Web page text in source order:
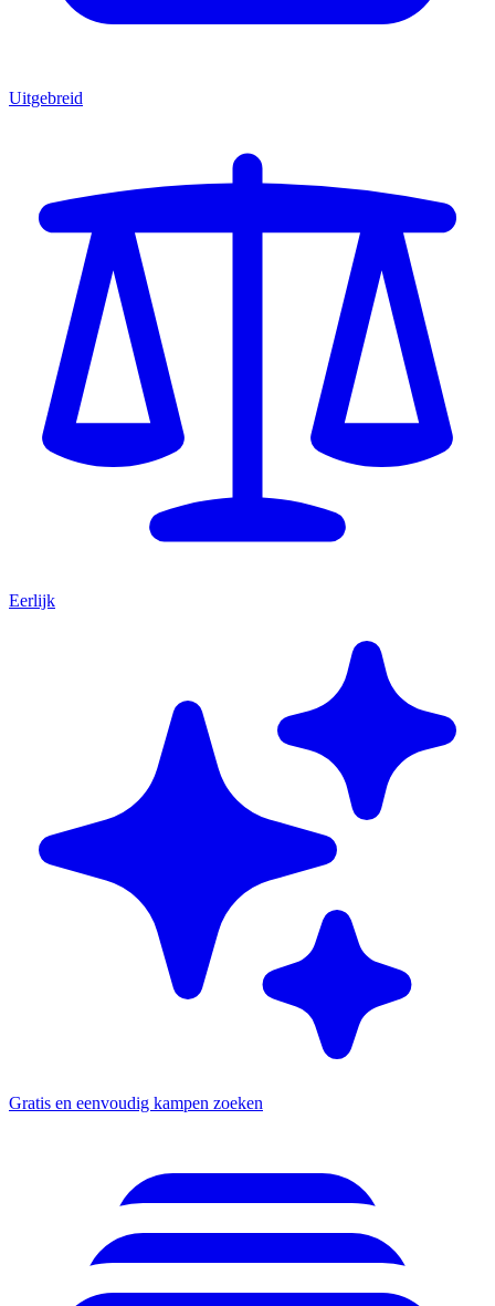
Uitgebreid
Eerlijk
Gratis en eenvoudig kampen zoeken